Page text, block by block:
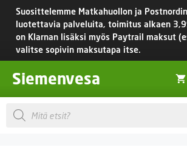
Siirry
sisältöön
Suosittelemme Matkahuollon ja
luotettavia palveluita, toimitus alkaen
on Klarnan lisäksi myös Paytrail maksut
valitse sopivin maksutapa itse.
Siemenvesa
Products
search